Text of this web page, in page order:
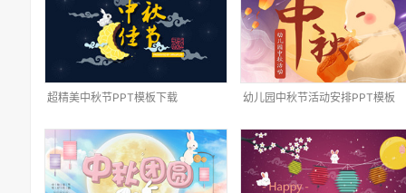
超精美中秋节PPT模板下载 幼儿园中秋节活动安排PPT模板